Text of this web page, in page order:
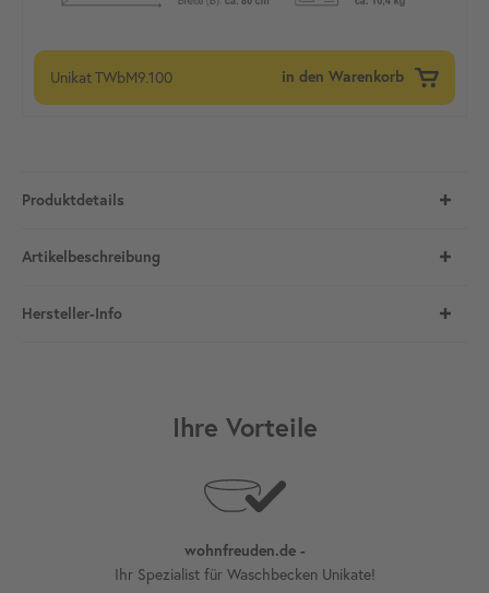
UnikatTWbM9.100 in den Warenkorb
Produktdetails
Artikelbeschreibung
Hersteller-Info
Ihre Vorteile
wohnfreuden.de -
Ihr Spezialist für Waschbecken Unikate!